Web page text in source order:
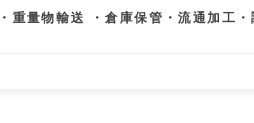
重量物輸送 ・倉庫保管・流通加工・